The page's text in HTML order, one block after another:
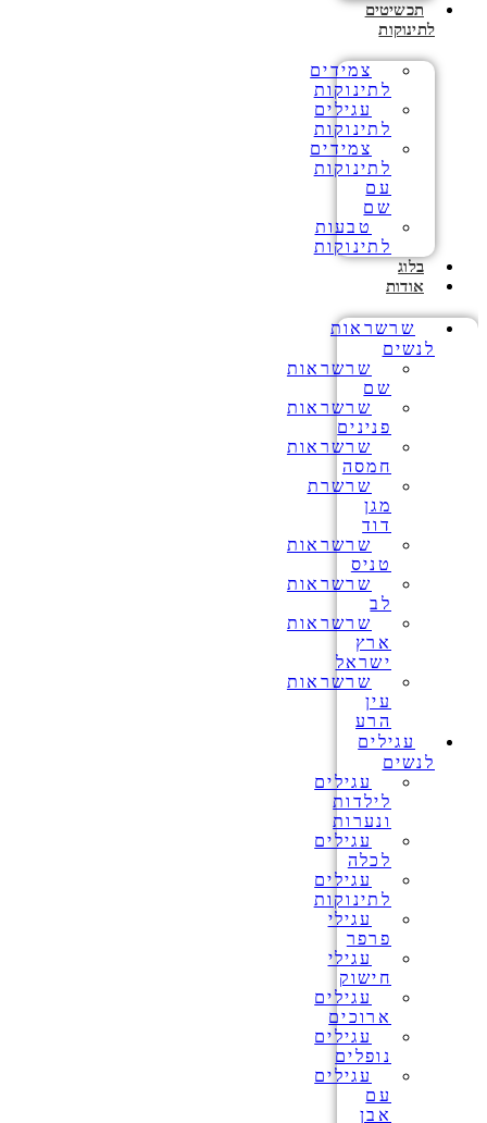
תכשיטים
לתינוקות
צמידים
לתינוקות
עגילים
לתינוקות
צמידים
לתינוקות
עם
שם
טבעות
לתינוקות
בלוג
אודות
שרשראות
לנשים
שרשראות
שם
שרשראות
פנינים
שרשראות
חמסה
שרשרת
מגן
דוד
שרשראות
טניס
שרשראות
לב
שרשראות
ארץ
ישראל
שרשראות
עין
הרע
עגילים
לנשים
עגילים
לילדות
ונערות
עגילים
לכלה
עגילים
לתינוקות
עגילי
פרפר
עגילי
חישוק
עגילים
ארוכים
עגילים
נופלים
עגילים
עם
אבן